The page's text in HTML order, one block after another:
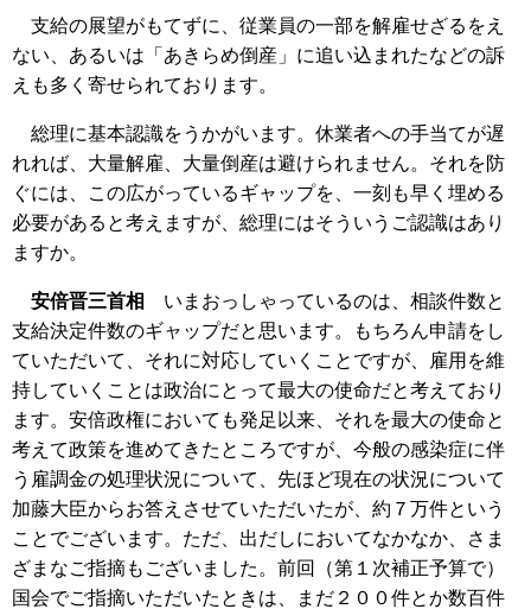
支給の展望がもてずに、従業員の一部を解雇せざるをえ
ない、あるいは「あきらめ倒産」に追い込まれたなどの訴
えも多く寄せられております。
総理に基本認識をうかがいます。休業者への手当てが遅
れれば、大量解雇、大量倒産は避けられません。それを防
ぐには、この広がっているギャップを、一刻も早く埋める
必要があると考えますが、総理にはそういうご認識はあり
ますか。
安倍晋三首相
いまおっしゃっているのは、相談件数と
支給決定件数のギャップだと思います。もちろん申請をし
ていただいて、それに対応していくことですが、雇用を維
持していくことは政治にとって最大の使命だと考えており
ます。安倍政権においても発足以来、それを最大の使命と
考えて政策を進めてきたところですが、今般の感染症に伴
う雇調金の処理状況について、先ほど現在の状況について
加藤大臣からお答えさせていただいたが、約７万件という
ことでございます。ただ、出だしにおいてなかなか、さま
ざまなご指摘もございました。前回（第１次補正予算で）
国会でご指摘いただいたときは、まだ２００件とか数百件